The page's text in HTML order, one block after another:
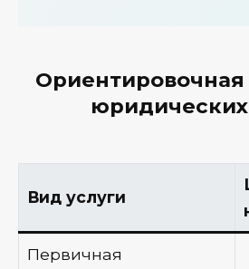
Ориентировочная
юридических
Вид услуги
Первичная